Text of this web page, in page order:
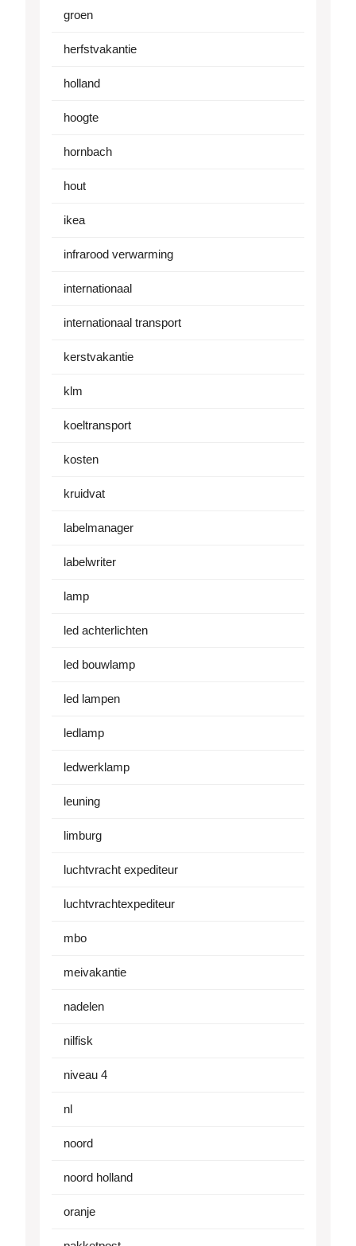
groen
herfstvakantie
holland
hoogte
hornbach
hout
ikea
infrarood verwarming
internationaal
internationaal transport
kerstvakantie
klm
koeltransport
kosten
kruidvat
labelmanager
labelwriter
lamp
led achterlichten
led bouwlamp
led lampen
ledlamp
ledwerklamp
leuning
limburg
luchtvracht expediteur
luchtvrachtexpediteur
mbo
meivakantie
nadelen
nilfisk
niveau 4
nl
noord
noord holland
oranje